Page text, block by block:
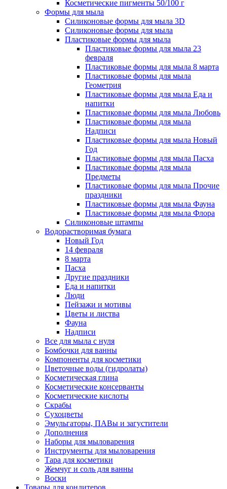
Косметические пигменты 50/100 г
Формы для мыла
Силиконовые формы для мыла 3D
Силиконовые формы для мыла
Пластиковые формы для мыла
Пластиковые формы для мыла 23
февраля
Пластиковые формы для мыла 8 марта
Пластиковые формы для мыла
Геометрия
Пластиковые формы для мыла Еда и
напитки
Пластиковые формы для мыла Любовь
Пластиковые формы для мыла
Надписи
Пластиковые формы для мыла Новый
Год
Пластиковые формы для мыла Пасха
Пластиковые формы для мыла
Предметы
Пластиковые формы для мыла Прочие
праздники
Пластиковые формы для мыла Фауна
Пластиковые формы для мыла Флора
Силиконовые штампы
Водорастворимая бумага
Новый Год
14 февраля
8 марта
Пасха
Другие праздники
Еда и напитки
Люди
Пейзажи и мотивы
Цветы и листва
Фауна
Надписи
Все для мыла с нуля
Бомбочки для ванны
Компоненты для косметики
Цветочные воды (гидролаты)
Косметическая глина
Косметические консерванты
Косметические кислоты
Скрабы
Сухоцветы
Эмульгаторы, ПАВы и загустители
Дополнения
Наборы для мыловарения
Инструменты для мыловарения
Тара для косметики
Жемчуг и соль для ванны
Воски
Товары для кондитеров